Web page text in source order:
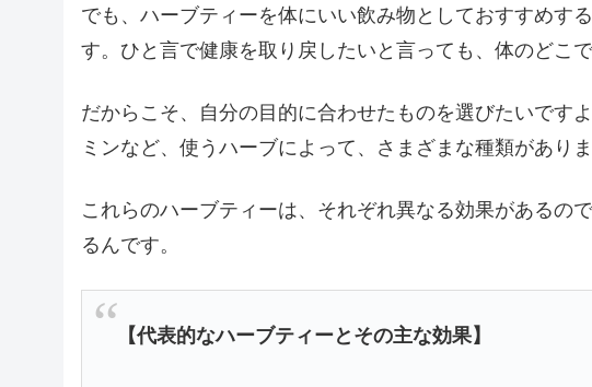
でも、ハーブティーを体にいい飲み物としておすすめす
す。ひと言で健康を取り戻したいと言っても、体のどこ
だからこそ、自分の目的に合わせたものを選びたいです
ミンなど、使うハーブによって、さまざまな種類がありま
これらのハーブティーは、それぞれ異なる効果があるの
るんです。
【代表的なハーブティーとその主な効果】